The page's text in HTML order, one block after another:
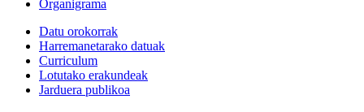
Organigrama
Datu orokorrak
Harremanetarako datuak
Curriculum
Lotutako erakundeak
Jarduera publikoa